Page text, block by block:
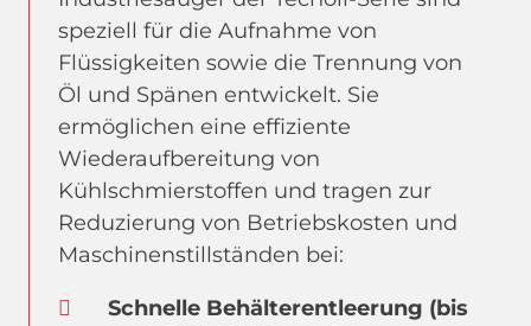
speziell für die Aufnahme von
Flüssigkeiten sowie die Trennung von
Öl und Spänen entwickelt. Sie
ermöglichen eine effiziente
Wiederaufbereitung von
Kühlschmierstoffen und tragen zur
Reduzierung von Betriebskosten und
Maschinenstillständen bei:
Schnelle Behälterentleerung (bis